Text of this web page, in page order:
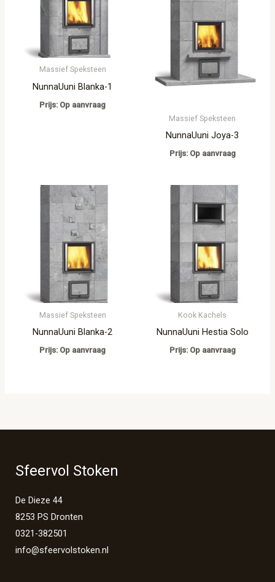
Massief Speksteen
NunnaUuni Blanka-1
Prijs: Op aanvraag
Massief Speksteen
NunnaUuni Joya-3
Prijs: Op aanvraag
Massief Speksteen
NunnaUuni Blanka-2
Prijs: Op aanvraag
Kook Kachels
NunnaUuni Hestia Solo
Prijs: Op aanvraag
Sfeervol Stoken
De Dieze 44
8253 PS Dronten
0321-382501
info@sfeervolstoken.nl